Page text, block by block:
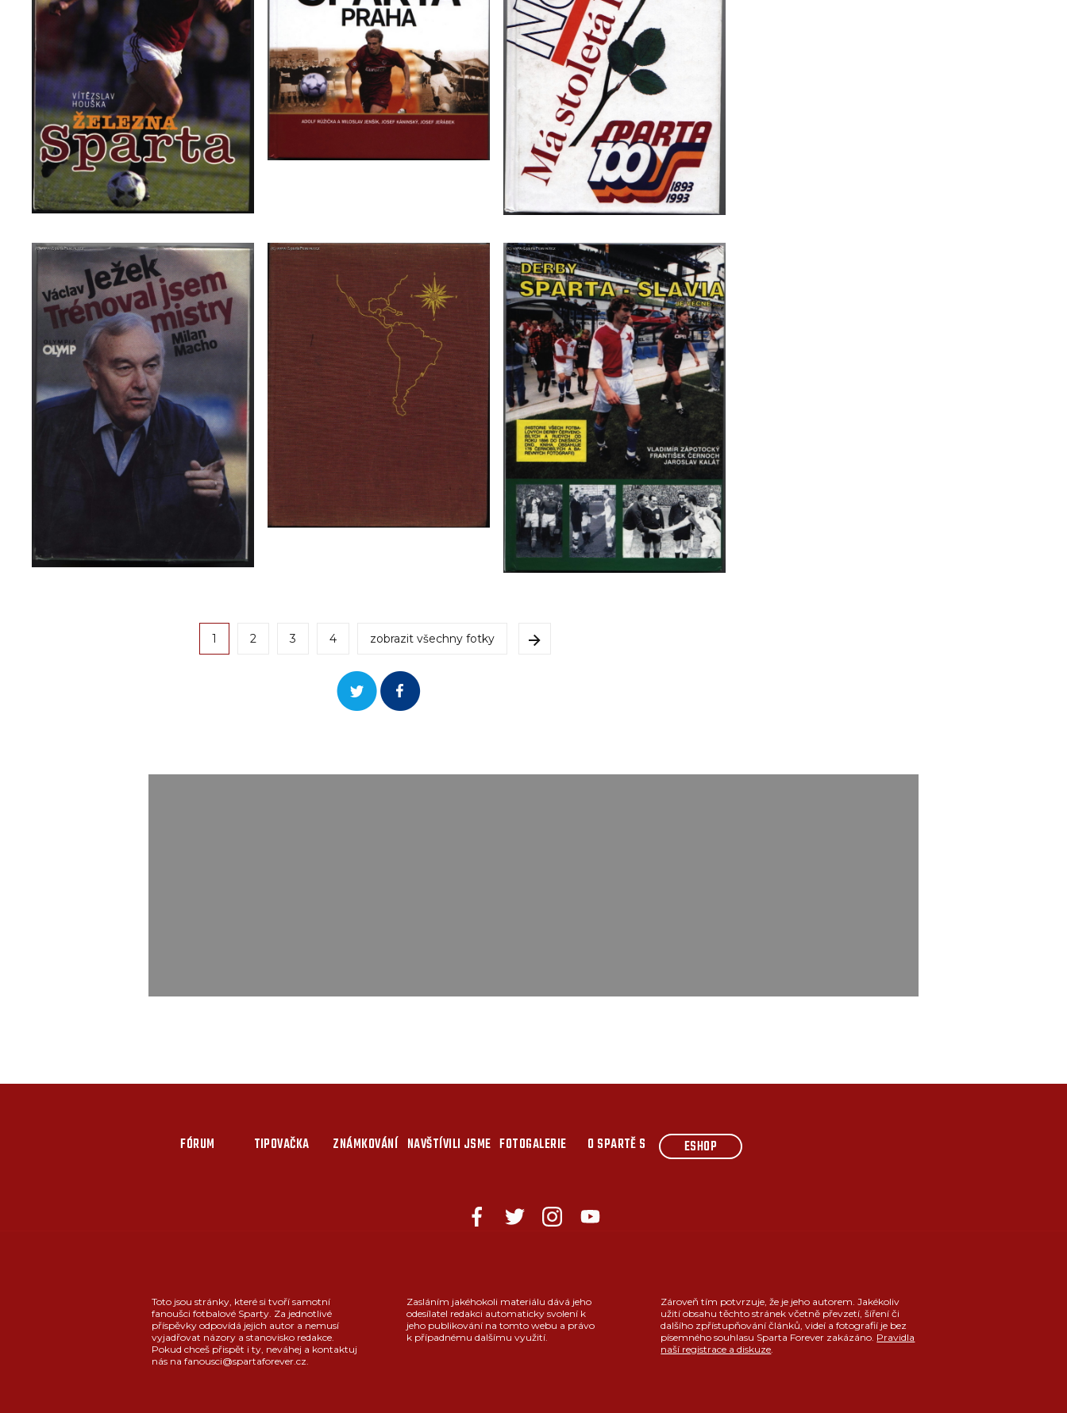
1 2 3 4 zobrazit všechny fotky
FÓRUM TIPOVAČKA ZNÁMKOVÁNÍ NAVŠTÍVILI JSME FOTOGALERIE O SPARTĚ S ESHOP
Toto jsou stránky, které si tvoří samotní
fanoušci fotbalové Sparty. Za jednotlivé
příspěvky odpovídá jejich autor a nemusí
vyjadřovat názory a stanovisko redakce.
Pokud chceš přispět i ty, neváhej a kontaktuj
nás na fanousci@spartaforever.cz.
Zasláním jakéhokoli materiálu dává jeho
odesílatel redakci automaticky svolení k
jeho publikování na tomto webu a právo
k případnému dalšímu využití.
Zároveň tím potvrzuje, že je jeho autorem. Jakékoliv
užití obsahu těchto stránek včetně převzetí, šíření či
dalšího zpřístupňování článků, videí a fotografií je bez
písemného souhlasu Sparta Forever zakázáno. Pravidla
naší registrace a diskuze.